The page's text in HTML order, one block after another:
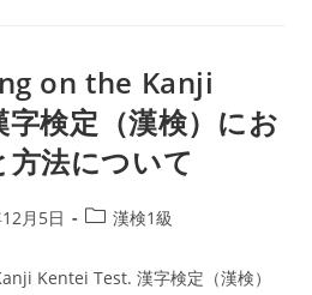
on the Kanji
検定（漢検）にお
法について
月5日
Post漢検1級
Kentei Test. 漢字検定（漢検）